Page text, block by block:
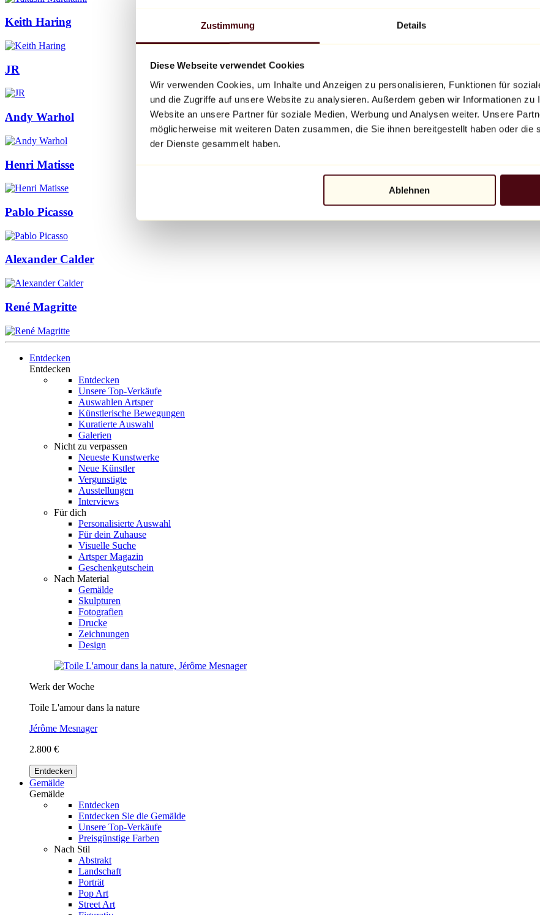
Zustimmung Details
Diese Webseite verwendet Cookies
Wir verwenden Cookies, um Inhalte und Anzeigen zu personalisieren, Funktionen für
und die Zugriffe auf unsere Website zu analysieren. Außerdem geben wir Informationen zu
Website an unsere Partner für soziale Medien, Werbung und Analysen weiter. Unsere
möglicherweise mit weiteren Daten zusammen, die Sie ihnen bereitgestellt haben oder die
der Dienste gesammelt haben.
Ablehnen
Keith Haring
JR
Andy Warhol
Henri Matisse
Pablo Picasso
Alexander Calder
René Magritte
Entdecken
Entdecken
Entdecken
Unsere Top-Verkäufe
Auswahlen Artsper
Künstlerische Bewegungen
Kuratierte Auswahl
Galerien
Nicht zu verpassen
Neueste Kunstwerke
Neue Künstler
Vergunstigte
Ausstellungen
Interviews
Für dich
Personalisierte Auswahl
Für dein Zuhause
Visuelle Suche
Artsper Magazin
Geschenkgutschein
Nach Material
Gemälde
Skulpturen
Fotografien
Drucke
Zeichnungen
Design
Werk der Woche
Toile L'amour dans la nature
Jérôme Mesnager
2.800 €
Entdecken
Gemälde
Gemälde
Entdecken
Entdecken Sie die Gemälde
Unsere Top-Verkäufe
Preisgünstige Farben
Nach Stil
Abstrakt
Landschaft
Porträt
Pop Art
Street Art